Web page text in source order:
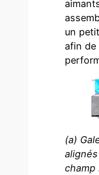
un
afin de
(a)
champ